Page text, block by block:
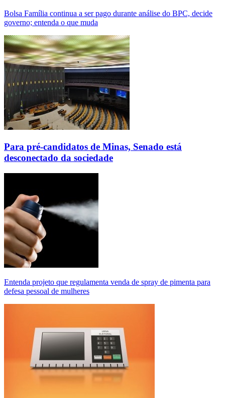
Bolsa Família continua a ser pago durante análise do BPC, decide
governo; entenda o que muda
Para pré-candidatos de Minas, Senado está
desconectado da sociedade
Entenda projeto que regulamenta venda de spray de pimenta para
defesa pessoal de mulheres